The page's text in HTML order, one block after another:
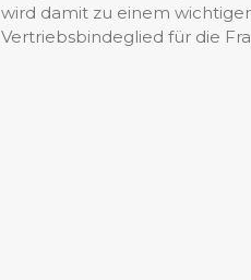
wird damit zu einem
Vertriebsbindeglied für die